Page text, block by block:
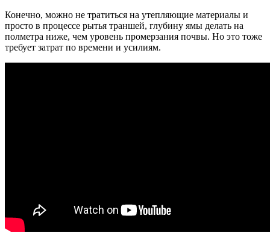
Конечно, можно не тратиться на утепляющие материалы и
просто в процессе рытья траншей, глубину ямы делать на
полметра ниже, чем уровень промерзания почвы. Но это тоже
требует затрат по времени и усилиям.